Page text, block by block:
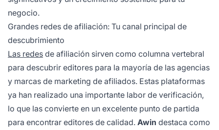
negocio.
Grandes redes de afiliación: Tu canal principal de
descubrimiento
Las redes de afiliación sirven como columna vertebral
para descubrir editores para la mayoría de las agencias
y marcas de marketing de afiliados. Estas plataformas
ya han realizado una importante labor de verificación,
lo que las convierte en un excelente punto de partida
para encontrar editores de calidad. Awin destaca como